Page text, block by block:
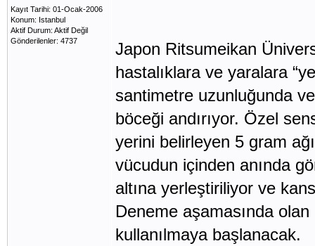
Kayıt Tarihi: 01-Ocak-2006
Konum: Istanbul
Aktif Durum: Aktif Değil
Gönderilenler: 4737
Japon Ritsumeikan
hastalıklara ve yaralara
santimetre uzunluğunda
böceği andırıyor. Özel
yerini belirleyen 5 gram
vücudun içinden anında
altına yerleştiriliyor ve
Deneme aşamasında
kullanılmaya başlanacak.